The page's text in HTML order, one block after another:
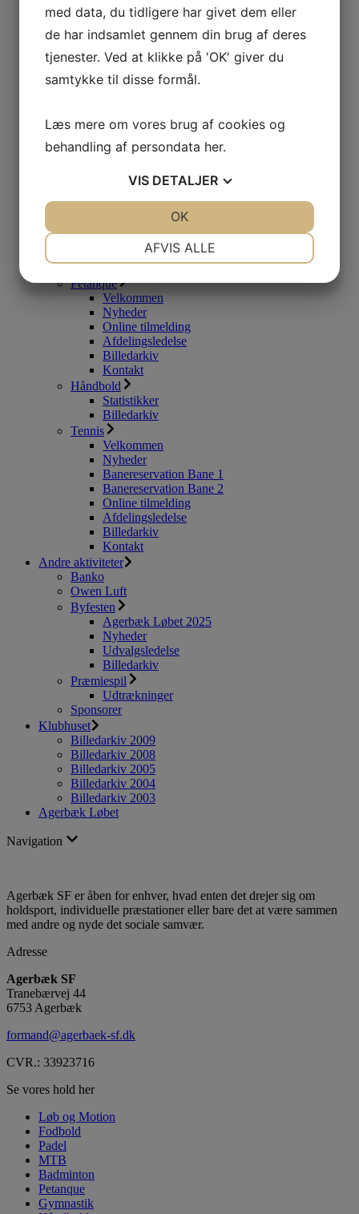
Billedarkiv
Kontakt
Nyheder
Online tilmelding
Fodbold
Nyheder
Afdelingsledelse
MTB
Online tilmelding
Afdelingsledelse
Petanque
Velkommen
Nyheder
Online tilmelding
Afdelingsledelse
Billedarkiv
Kontakt
Håndbold
Statistikker
Billedarkiv
Tennis
Velkommen
Nyheder
Banereservation Bane 1
Banereservation Bane 2
Online tilmelding
Afdelingsledelse
Billedarkiv
Kontakt
Andre aktiviteter
Banko
Owen Luft
Byfesten
Agerbæk Løbet 2025
Nyheder
Udvalgsledelse
Billedarkiv
Præmiespil
Udtrækninger
Sponsorer
Klubhuset
Billedarkiv 2009
Billedarkiv 2008
Billedarkiv 2005
Billedarkiv 2004
Billedarkiv 2003
Agerbæk Løbet
Navigation
Agerbæk SF er åben for enhver, hvad enten det drejer sig om
holdsport, individuelle præstationer eller bare det at være sammen
med andre og nyde det sociale samvær.
Adresse
Agerbæk SF
Tranebærvej 44
6753 Agerbæk
formand@agerbaek-sf.dk
CVR.: 33923716
Se vores hold her
Løb og Motion
Fodbold
Padel
MTB
Badminton
Petanque
Gymnastik
med data, du tidligere har givet dem eller
de har indsamlet gennem din brug af deres
tjenester. Ved at klikke på 'OK' giver du
samtykke til disse formål.
Læs mere om vores brug af cookies og
behandling af persondata her.
VIS DETALJER
MARKETING
AFVIS ALLE
OK